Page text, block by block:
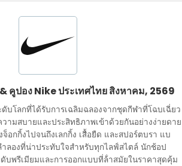
คูปอง Nike ประเทศไทย สิงหาคม, 2569
บโลกที่ได้รับการเฉลิมฉลองจากชุดกีฬาที่โฉบเฉี่ยว
ามสบายและประสิทธิภาพเข้าด้วยกันอย่างง่ายดาย
อกกิ้งไปจนถึงเลกกิ้ง เสื้อยืด และสปอร์ตบรา แบ
ลองที่น่าประทับใจสําหรับทุกไลฟ์สไตล์ นักช้อป
พรีเมียมและการออกแบบที่ล้ําสมัยในราคาสุดคุ้ม